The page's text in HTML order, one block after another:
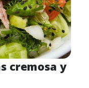
cremosa y